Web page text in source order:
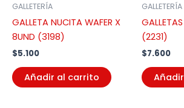
GALLETERÍA
GALLETA NUCITA WAFER X
8UND (3198)
$5.100
Añadir al carrito
GALLETERÍA
(2231)
$7.600